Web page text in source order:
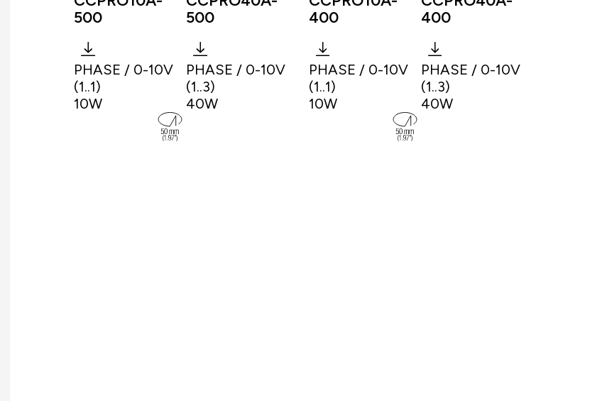
500
PHASE / 0-10V
(1..1)
10W
500
PHASE / 0-10V
(1..3)
40W
400
PHASE / 0-10V
(1..1)
10W
400
PHASE / 0-10V
(1..3)
40W